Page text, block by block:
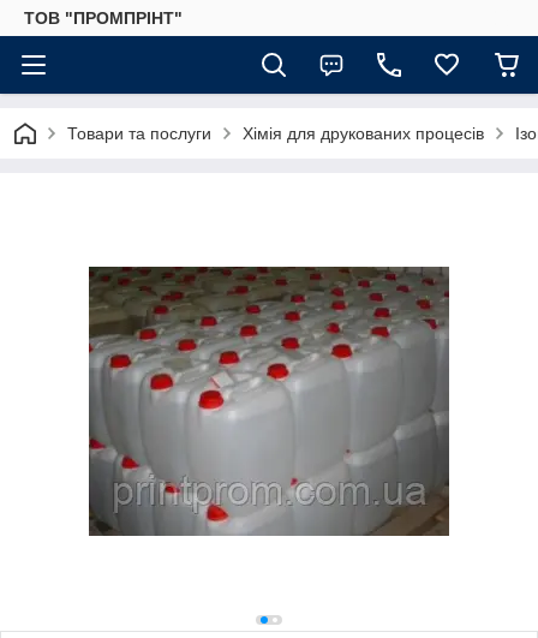
ТОВ "ПРОМПРІНТ"
Товари та послуги Хімія для друкованих процесів